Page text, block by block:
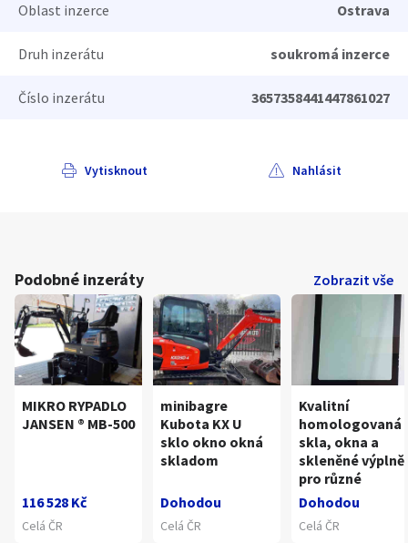
Oblast inzerce Ostrava
Druh inzerátu soukromá inzerce
Číslo inzerátu 3657358441447861027
Vytisknout Nahlásit
Podobné inzeráty Zobrazit vše
MIKRO RYPADLO
JANSEN ® MB-500
116 528 Kč
Celá ČR
minibagre
Kubota KX U
sklo okno okná
skladom
Dohodou
Celá ČR
Kvalitní
homologovaná
skla, okna a
skleněné výplně
pro různé
Dohodou
Celá ČR